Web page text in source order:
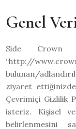
Genel
Side Crown
“http://
bulunan/
ziyaret
Çevrimiçi Gizlilik
isteriz. Kişisel
belirlenmesini